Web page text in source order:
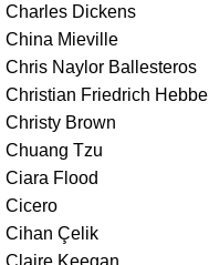
Charles Dickens
China Mieville
Chris Naylor Ballesteros
Christian Friedrich Hebbel
Christy Brown
Chuang Tzu
Ciara Flood
Cicero
Cihan Çelik
Claire Keegan